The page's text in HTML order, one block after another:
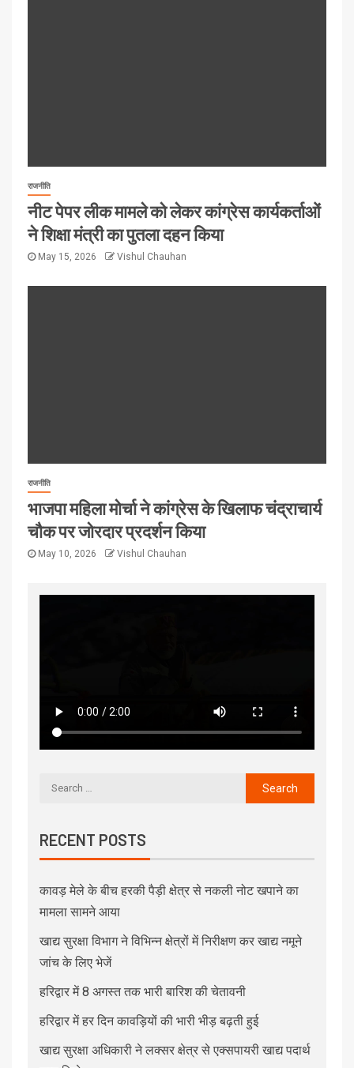
राजनीति
नीट पेपर लीक मामले को लेकर कांग्रेस कार्यकर्ताओं
ने शिक्षा मंत्री का पुतला दहन किया
May 15, 2026 Vishul Chauhan
राजनीति
भाजपा महिला मोर्चा ने कांग्रेस के खिलाफ चंद्राचार्य
चौक पर जोरदार प्रदर्शन किया
May 10, 2026 Vishul Chauhan
RECENT POSTS
कावड़ मेले के बीच हरकी पैड़ी क्षेत्र से नकली नोट खपाने का
मामला सामने आया
खाद्य सुरक्षा विभाग ने विभिन्न क्षेत्रों में निरीक्षण कर खाद्य नमूने
जांच के लिए भेजें
हरिद्वार में 8 अगस्त तक भारी बारिश की चेतावनी
हरिद्वार में हर दिन कावड़ियों की भारी भीड़ बढ़ती हुई
खाद्य सुरक्षा अधिकारी ने लक्सर क्षेत्र से एक्सपायरी खाद्य पदार्थ